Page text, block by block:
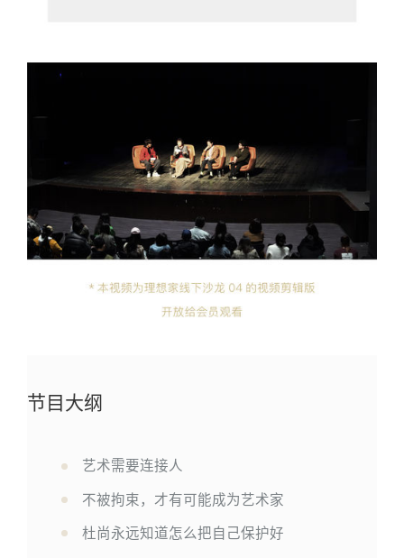
节目大纲
艺术需要连接人
不被拘束，才有可能成为艺术家
杜尚永远知道怎么把自己保护好